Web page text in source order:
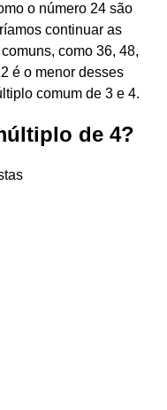
o número 24 são
continuar as
como 36, 48,
é o menor desses
comum de 3 e 4.
de 4?